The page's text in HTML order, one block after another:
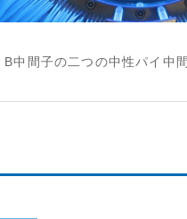
B中間子の二つの中性パイ